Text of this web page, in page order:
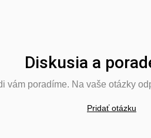
Diskusia a
vám poradíme. Na vaše otázky
Pridať otázku